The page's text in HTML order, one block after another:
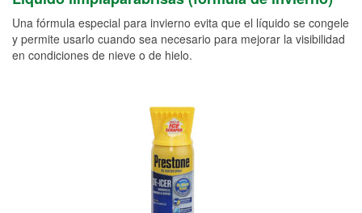
Una fórmula especial para invierno evita que el líquido se congele
y permite usarlo cuando sea necesario para mejorar la visibilidad
en condiciones de nieve o de hielo.